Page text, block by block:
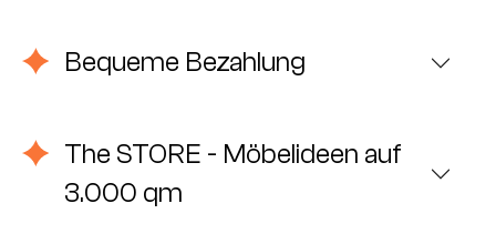
Bequeme Bezahlung
The STORE - Möbelideen auf
3.000 qm